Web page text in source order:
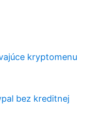
kryptomenu
bez kreditnej